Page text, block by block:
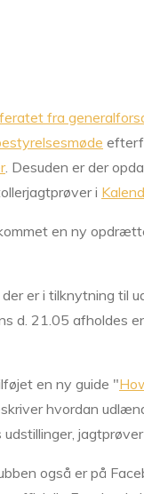
fra
. Desuden er der
i
en ny
er i tilknytning til
d. 21.05 afholdes
en ny guide "
hvordan
også er på